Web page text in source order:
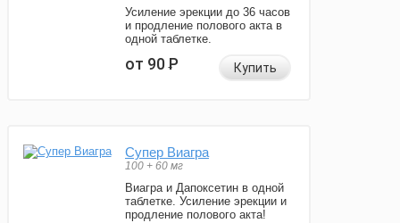
Усиление эрекции до 36 часов
и продление полового акта в
одной таблетке.
от 90Р Купить
Супер Виагра
100 + 60 мг
Виагра и Дапоксетин в одной
таблетке. Усиление эрекции и
продление полового акта!